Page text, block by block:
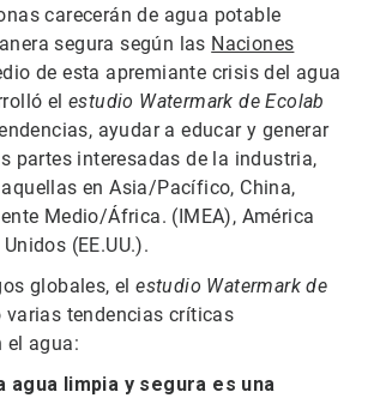
carecerán de agua potable
segura según las Naciones
de esta apremiante crisis del agua
el estudio Watermark de Ecolab
ayudar a educar y generar
partes interesadas de la industria,
en Asia/Pacífico, China,
Medio/África. (IMEA), América
(EE.UU.).
globales, elestudio Watermark de
varias tendencias críticas
el agua:
agua limpia y segura es una